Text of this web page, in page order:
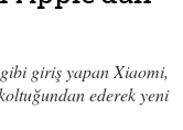
giriş yapan Xiaomi,
ederek yeni